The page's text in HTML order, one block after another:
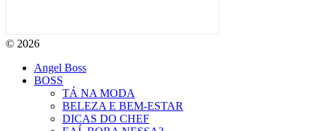
© 2026
Angel Boss
BOSS
TÁ NA MODA
BELEZA E BEM-ESTAR
DICAS DO CHEF